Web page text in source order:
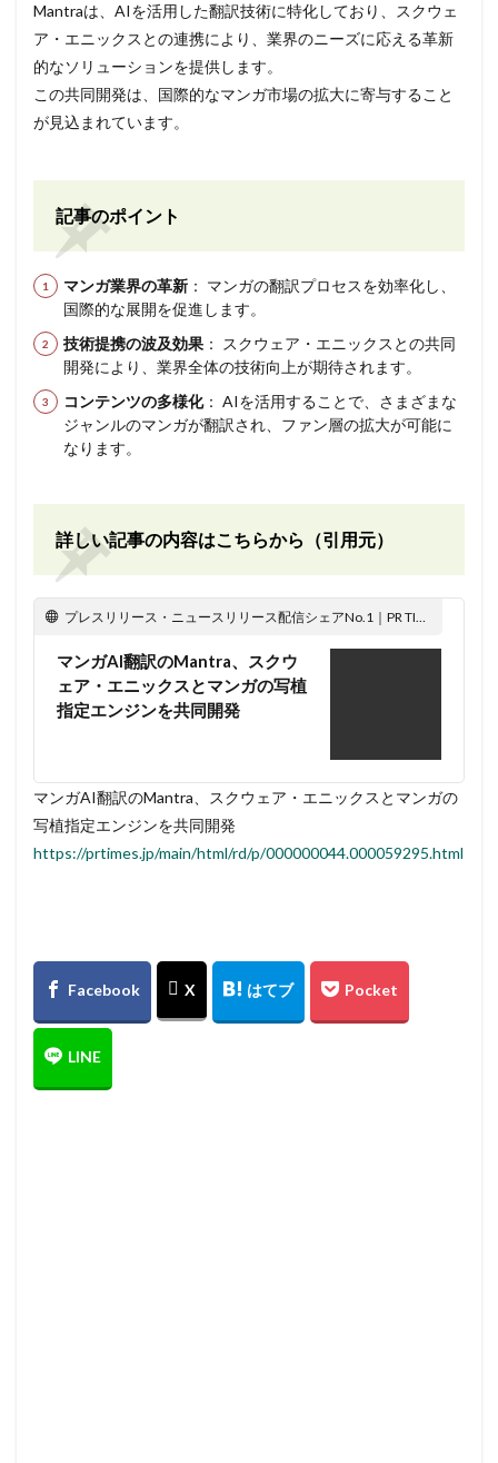
Mantraは、AIを活用した翻訳技術に特化しており、スクウェ
ア・エニックスとの連携により、業界のニーズに応える革新
的なソリューションを提供します。
この共同開発は、国際的なマンガ市場の拡大に寄与すること
が見込まれています。
記事のポイント
マンガ業界の革新 ： マンガの翻訳プロセスを効率化し、
国際的な展開を促進します。
技術提携の波及効果 ： スクウェア・エニックスとの共同
開発により、業界全体の技術向上が期待されます。
コンテンツの多様化： AIを活用することで、さまざまな
ジャンルのマンガが翻訳され、ファン層の拡大が可能に
なります。
詳しい記事の内容はこちらから（引用元）
プレスリリース・ニュースリリース配信シェアNo.1｜PR TIMES
マンガAI翻訳のMantra、スクウ
ェア・エニックスとマンガの写植
指定エンジンを共同開発
マンガAI翻訳のMantra、スクウェア・エニックスとマンガの
写植指定エンジンを共同開発
https://prtimes.jp/main/html/rd/p/000000044.000059295.html